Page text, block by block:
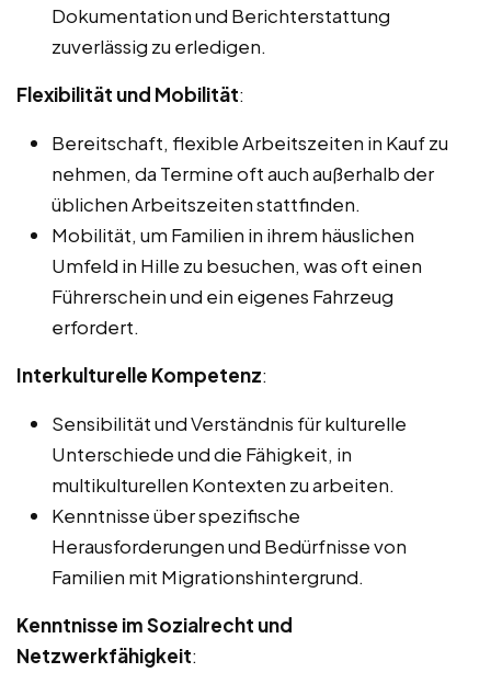
Dokumentation und Berichterstattung
zuverlässig zu erledigen.
Flexibilität und Mobilität:
Bereitschaft, flexible Arbeitszeiten in Kauf zu
nehmen, da Termine oft auch außerhalb der
üblichen Arbeitszeiten stattfinden.
Mobilität, um Familien in ihrem häuslichen
Umfeld in Hille zu besuchen, was oft einen
Führerschein und ein eigenes Fahrzeug
erfordert.
Interkulturelle Kompetenz:
Sensibilität und Verständnis für kulturelle
Unterschiede und die Fähigkeit, in
multikulturellen Kontexten zu arbeiten.
Kenntnisse über spezifische
Herausforderungen und Bedürfnisse von
Familien mit Migrationshintergrund.
Kenntnisse im Sozialrecht und
Netzwerkfähigkeit: